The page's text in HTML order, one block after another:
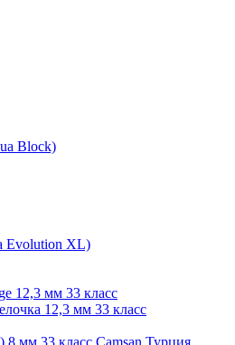
Block)
Evolution XL)
12,3 мм 33 класс
12,3 мм 33 класс
мм 33 класс Camsan Турция